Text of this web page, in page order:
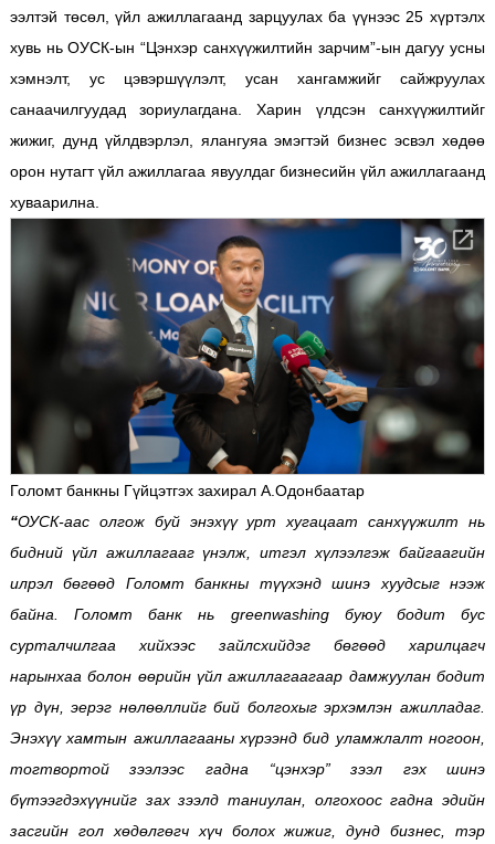
ээлтэй төсөл, үйл ажиллагаанд зарцуулах ба үүнээс 25 хүртэлх
хувь нь ОУСК-ын “Цэнхэр санхүүжилтийн зарчим”-ын дагуу усны
хэмнэлт, ус цэвэршүүлэлт, усан хангамжийг сайжруулах
санаачилгуудад зориулагдана. Харин үлдсэн санхүүжилтийг
жижиг, дунд үйлдвэрлэл, ялангуяа эмэгтэй бизнес эсвэл хөдөө
орон нутагт үйл ажиллагаа явуулдаг бизнесийн үйл ажиллагаанд
хуваарилна.
Голомт банкны Гүйцэтгэх захирал А.Одонбаатар
“ОУСК-аас олгож буй энэхүү урт хугацаат санхүүжилт нь
бидний үйл ажиллагааг үнэлж, итгэл хүлээлгэж байгаагийн
илрэл бөгөөд Голомт банкны түүхэнд шинэ хуудсыг нээж
байна. Голомт банк нь greenwashing буюу бодит бус
сурталчилгаа хийхээс зайлсхийдэг бөгөөд харилцагч
нарынхаа болон өөрийн үйл ажиллагаагаар дамжуулан бодит
үр дүн, эерэг нөлөөллийг бий болгохыг эрхэмлэн ажилладаг.
Энэхүү хамтын ажиллагааны хүрээнд бид уламжлалт ногоон,
тогтвортой зээлээс гадна “цэнхэр” зээл гэх шинэ
бүтээгдэхүүнийг зах зээлд таниулан, олгохоос гадна эдийн
засгийн гол хөдөлгөгч хүч болох жижиг, дунд бизнес, тэр